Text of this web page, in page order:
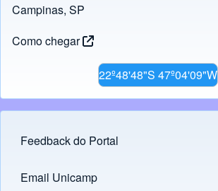
Campinas, SP
Como chegar
22º48'48"S 47º04'09"W
Footer menu
Feedback do Portal
Links
Email Unicamp
(opens in new tab)